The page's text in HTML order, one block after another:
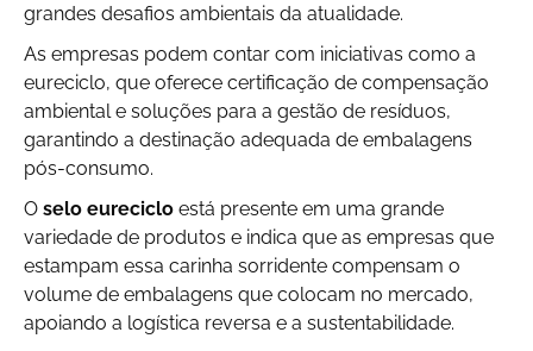
grandes desafios ambientais da atualidade.
As empresas podem contar com iniciativas como a
eureciclo, que oferece certificação de compensação
ambiental e soluções para a gestão de resíduos,
garantindo a destinação adequada de embalagens
pós-consumo.
O selo eureciclo está presente em uma grande
variedade de produtos e indica que as empresas que
estampam essa carinha sorridente compensam o
volume de embalagens que colocam no mercado,
apoiando a logística reversa e a sustentabilidade.